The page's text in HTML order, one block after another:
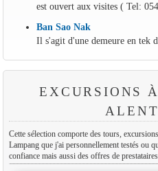
est ouvert aux visites ( Tel:
Ban Sao Nak
Il s'agit d'une demeure en tek
EXCURSIONS
Cette sélection comporte des tours,
Lampang que j'ai personnellement testés ou
confiance mais aussi des offres de